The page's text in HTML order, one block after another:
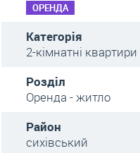
ОРЕНДА
Категорія
2-кімнатні квартири
Розділ
Оренда - житло
Район
сихівський